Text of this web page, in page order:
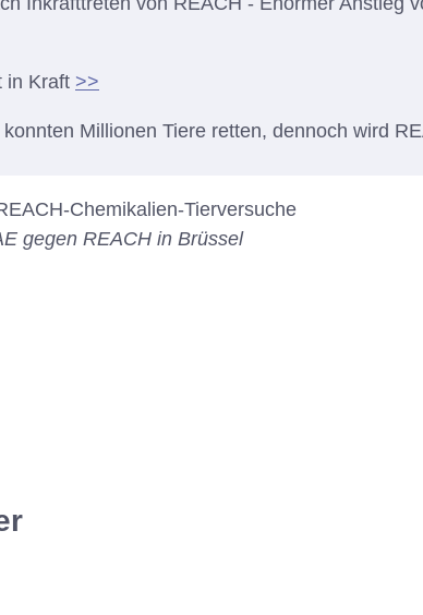
in Kraft >>
Millionen Tiere retten, dennoch wird
gegen REACH in Brüssel